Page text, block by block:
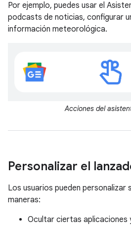
Por ejemplo, puedes usar el
podcasts de noticias, configurar
información meteorológica.
Acciones del
Personalizar el
Los usuarios pueden personalizar
maneras:
Ocultar ciertas aplicaciones